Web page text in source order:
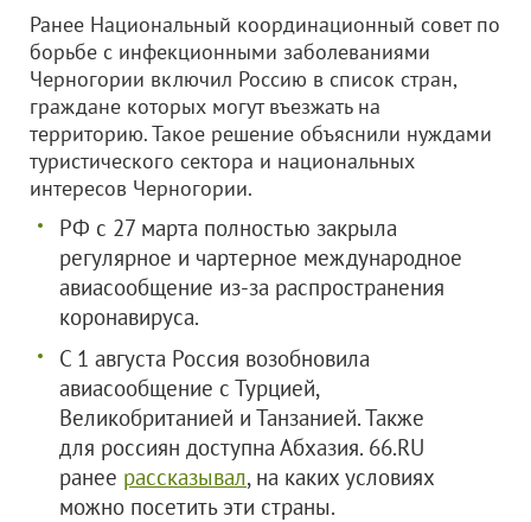
Ранее Национальный координационный совет по
борьбе с инфекционными заболеваниями
Черногории включил Россию в список стран,
граждане которых могут въезжать на
территорию. Такое решение объяснили нуждами
туристического сектора и национальных
интересов Черногории.
РФ с 27 марта полностью закрыла
регулярное и чартерное международное
авиасообщение из-за распространения
коронавируса.
С 1 августа Россия возобновила
авиасообщение с Турцией,
Великобританией и Танзанией. Также
для россиян доступна Абхазия. 66.RU
ранее рассказывал, на каких условиях
можно посетить эти страны.